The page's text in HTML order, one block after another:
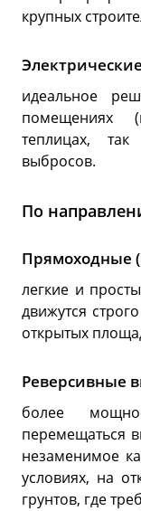
крупных
идеальное
помещениях
теплицах,
выбросов.
По
Прямоходные
легкие и
движутся
открытых
Реверсивные
более
перемещаться
незаменимое
условиях, на
грунтов, где